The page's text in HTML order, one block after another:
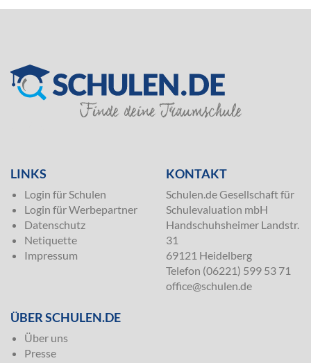
LINKS
Login für Schulen
Login für Werbepartner
Datenschutz
Netiquette
Impressum
KONTAKT
Schulen.de Gesellschaft für
Schulevaluation mbH
Handschuhsheimer Landstr.
31
69121 Heidelberg
Telefon (06221) 599 53 71
office@schulen.de
ÜBER SCHULEN.DE
Über uns
Presse